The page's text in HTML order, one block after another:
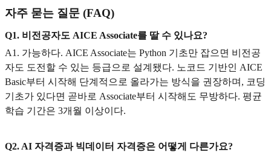
자주 묻는 질문 (FAQ)
Q1. 비전공자도 AICE Associate를 딸 수 있나요?
A1. 가능하다. AICE Associate는 Python 기초만 잡으면 비전공
자도 도전할 수 있는 등급으로 설계됐다. 노코드 기반인 AICE
Basic부터 시작해 단계적으로 올라가는 방식을 권장하며, 코딩
기초가 있다면 곧바로 Associate부터 시작해도 무방하다. 평균
학습 기간은 3개월 이상이다.
Q2. AI 자격증과 빅데이터 자격증은 어떻게 다른가요?